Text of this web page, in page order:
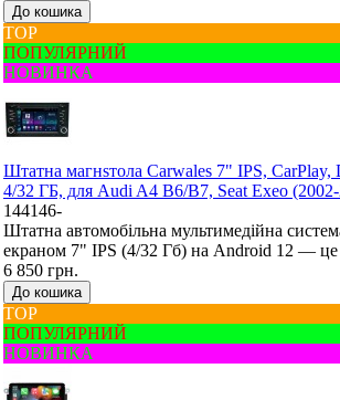
До кошика
ТОР
ПОПУЛЯРНИЙ
НОВИНКА
Штатна магнsтола Carwales 7" IPS, CarPlay,
4/32 ГБ, для Audi A4 B6/B7, Seat Exeo
144146-
Штатна автомобільна мультимедійна
екраном 7" IPS (4/32 Гб) на Android 12 — це
6 850 грн.
До кошика
ТОР
ПОПУЛЯРНИЙ
НОВИНКА